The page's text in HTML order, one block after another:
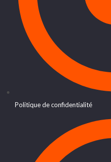
Politique de confidentialité